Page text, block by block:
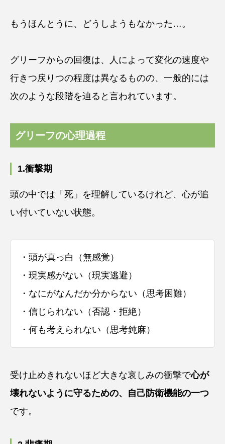
もうほんとうに、どうしようもなかった…。
グリーフからの回復は、人によって変化の速度や
行きつ戻りつの程度は異なるものの、一般的には
次のような段階を辿ると言われています。
グリーフの心理過程
1.衝撃期
頭の中では「死」を理解しているけれど、心が追
い付いていない状態。
・頭が真っ白（無感覚）
・現実感がない（現実逃避）
・なにがなんだか分からない（思考困難）
・信じられない（否認・拒絶）
・何も考えられない（思考鈍麻）
受け止めきれないほど大きな哀しみの衝撃で心が
壊れないように守るための、自己防衛機能の一つ
です。